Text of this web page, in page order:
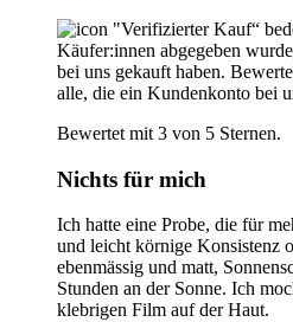
"Verifizierter Kauf“
Käufer:innen abgegeben
bei uns gekauft haben.
alle, die ein Kundenkonto bei
Bewertet mit 3 von 5 Sternen.
Nichts für mich
Ich hatte eine Probe, die für
und leicht körnige Konsistenz
ebenmässig und matt,
Stunden an der Sonne. Ich
klebrigen Film auf der Haut.